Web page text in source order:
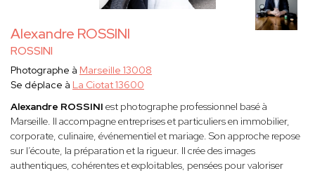
Alexandre ROSSINI
ROSSINI
Photographe à Marseille 13008
Se déplace à La Ciotat 13600
Alexandre ROSSINI est photographe professionnel basé à
Marseille. Il accompagne entreprises et particuliers en immobilier,
corporate, culinaire, événementiel et mariage. Son approche repose
sur l’écoute, la préparation et la rigueur. Il crée des images
authentiques, cohérentes et exploitables, pensées pour valoriser